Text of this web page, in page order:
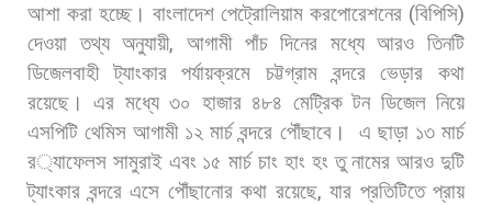
আশা করা হচ্ছে। বাংলাদেশ পেট্রোলিয়াম করপোরেশনের (বিপিসি)
দেওয়া তথ্য অনুযায়ী, আগামী পাঁচ দিনের মধ্যে আরও তিনটি
ডিজেলবাহী
ট্যাংকার পর্যায়ক্রমে চট্টগ্রাম বন্দরে ভেড়ার
কথা
রয়েছে।
এর মধ্যে ৩০ হাজার ৪৮৪ মেট্রিক টন ডিজেল নিয়ে
এসপিটি থেমিস আগামী ১২ মার্চ বন্দরে পৌঁছাবে। এ ছাড়া ১৩ মার্চ
র্যাফেলস সামুরাই এবং ১৫ মার্চ চাং হাং হং তু নামের আরও দুটি
ট্যাংকার বন্দরে এসে পৌঁছানোর কথা রয়েছে, যার প্রতিটিতে প্রায়